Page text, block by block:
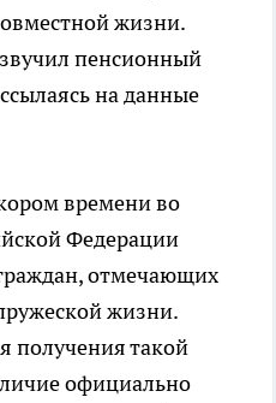
жизни.
пенсионный
на данные
времени во
Федерации
отмечающих
жизни.
получения такой
официально